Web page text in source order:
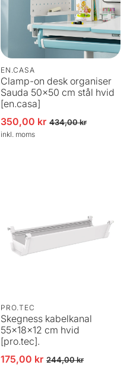
EN.CASA
Clamp-on desk organiser
Sauda 50x50 cm stål hvid
[en.casa]
Udsalgspris
350,00 kr
Normalpris434,00 kr
inkl. moms
PRO.TEC
Skegness kabelkanal
55x18x12 cm hvid
[pro.tec].
Udsalgspris
175,00 kr
Normalpris244,00 kr